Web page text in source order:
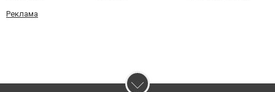
Реклама